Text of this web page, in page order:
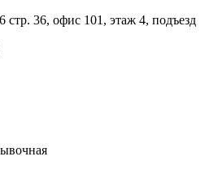
стр. 36, офис 101, этаж 4, подъезд